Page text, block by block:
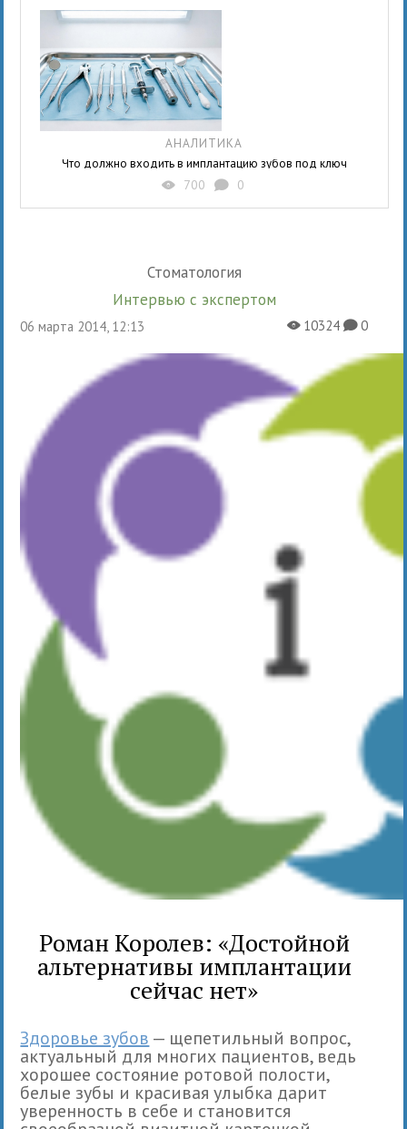
АНАЛИТИКА
Что должно входить в имплантацию зубов под ключ
X 700 K 0
Стоматология
Интервью с экспертом
06 марта 2014, 12:13 X10324K0
Роман Королев: «Достойной
альтернативы имплантации
сейчас нет»
Здоровье зубов — щепетильный вопрос,
актуальный для многих пациентов, ведь
хорошее состояние ротовой полости,
белые зубы и красивая улыбка дарит
уверенность в себе и становится